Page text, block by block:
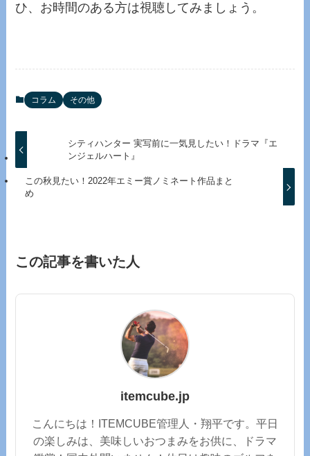
ひ、お時間のある方は視聴してみましょう。
コラム その他
シティハンター 実写前に一気見したい！ドラマ『エ
ンジェルハート』
この秋見たい！2022年エミー賞ノミネート作品まと
め
この記事を書いた人
itemcube.jp
こんにちは！ITEMCUBE管理人・翔平です。平日
の楽しみは、美味しいおつまみをお供に、ドラマ